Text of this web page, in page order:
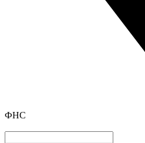
ФНС